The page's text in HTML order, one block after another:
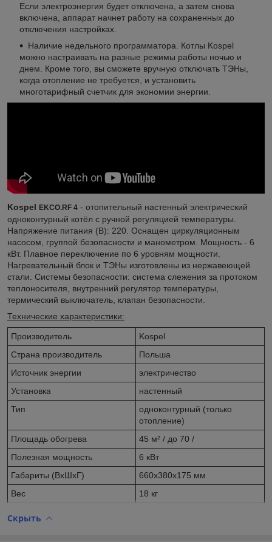
Если электроэнергия будет отключена, а затем снова
включена, аппарат начнет работу на сохраненных до
отключения настройках.
Наличие недельного программатора. Котлы Kospel
можно настраивать на разные режимы работы ночью и
днем. Кроме того, вы сможете вручную отключать ТЭНы,
когда отопление не требуется, и установить
многотарифный счетчик для экономии энергии.
Kospel EKCO.RF 4 - отопительный настенный электрический
одноконтурный котёл с ручной регуляцией температуры.
Напряжение питания (В): 220. Оснащен циркуляционным
насосом, группой безопасности и манометром. Мощность - 6
кВт. Плавное переключение по 6 уровням мощности.
Нагревательный блок и ТЭНы изготовлены из нержавеющей
стали. Системы безопасности: система слежения за протоком
теплоносителя, внутренний регулятор температуры,
термический выключатель, клапан безопасности.
Технические характеристики:
Производитель
Kospel
Страна производитель
Польша
Источник энергии
электричество
Установка
настенный
Тип
одноконтурный (только
отопление)
Площадь обогрева 45 м² / до 70 /
Полезная мощность
6 кВт
Габариты (ВхШхГ)
660x380x175 мм
Вес
18 кг
Скрыть